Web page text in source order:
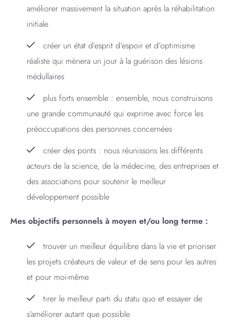
améliorer massivement la situation après la réhabilitation
initiale
créer un état d’esprit d’espoir et d’optimisme
réaliste qui mènera un jour à la guérison des lésions
médullaires
plus forts ensemble : ensemble, nous construisons
une grande communauté qui exprime avec force les
préoccupations des personnes concernées
créer des ponts : nous réunissons les différents
acteurs de la science, de la médecine, des entreprises et
des associations pour soutenir le meilleur
développement possible
Mes objectifs personnels à moyen et/ou long terme :
trouver un meilleur équilibre dans la vie et prioriser
les projets créateurs de valeur et de sens pour les autres
et pour moi-même
tirer le meilleur parti du statu quo et essayer de
s’améliorer autant que possible